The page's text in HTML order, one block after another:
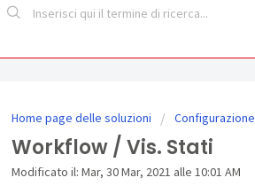
Home page delle soluzioni Configurazione
Workflow / Vis. Stati
Modificato il: Mar, 30 Mar, 2021 alle 10:01 AM